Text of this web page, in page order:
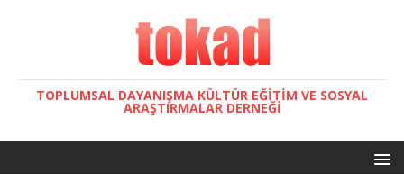
TOPLUMSAL DAYANIŞMA KÜLTÜR EĞITIM VE SOSYAL
ARAŞTIRMALAR DERNEĞI